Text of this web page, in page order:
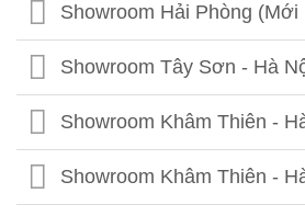
Showroom Hải Phòng
Showroom Tây Sơn - Hà
Showroom Khâm Thiên -
Showroom Khâm Thiên -